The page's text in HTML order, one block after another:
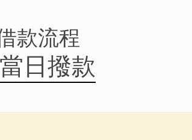
款流程
當日撥款